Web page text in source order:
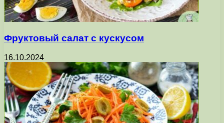
Фруктовый салат с кускусом
16.10.2024